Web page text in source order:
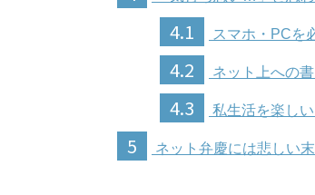
4.1 スマホ・PCを
4.2 ネット上への
4.3 私生活を楽し
5 ネット弁慶には悲しい